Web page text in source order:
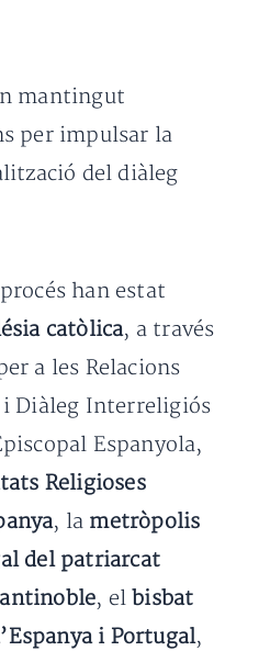
mantingut
per impulsar la
del diàleg
han estat
catòlica, a través
a les Relacions
Diàleg Interreligiós
Espanyola,
Religioses
, la metròpolis
del patriarcat
, elbisbat
i Portugal,